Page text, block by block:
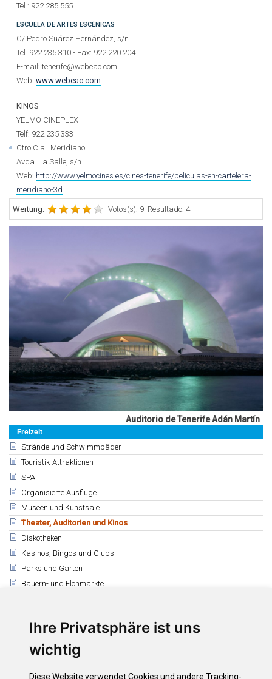
Ihre Privatsphäre ist uns
wichtig
Diese Website verwendet Cookies und andere Tracking-
Freizeit
Strände und Schwimmbäder
Touristik-Attraktionen
SPA
Organisierte Ausflüge
Museen und Kunstsäle
Theater, Auditorien und Kinos
Diskotheken
Kasinos, Bingos und Clubs
Parks und Gärten
Bauern- und Flohmärkte
Verwandte
Puerto de la Cruz
Tel.: 922 285 555
ESCUELA DE ARTES ESCÉNICAS
C/ Pedro Suárez Hernández, s/n
Tel. 922 235 310 - Fax: 922 220 204
E-mail: tenerife@webeac.com
Web: www.webeac.com
KINOS
YELMO CINEPLEX
Telf: 922 235 333
Ctro.Cial. Meridiano
Avda. La Salle, s/n
Web: http://www.yelmocines.es/cines-tenerife/peliculas-en-cartelera-
meridiano-3d
Wertung: Votos(s): 9. Resultado: 4
Auditorio de Tenerife Adán Martín